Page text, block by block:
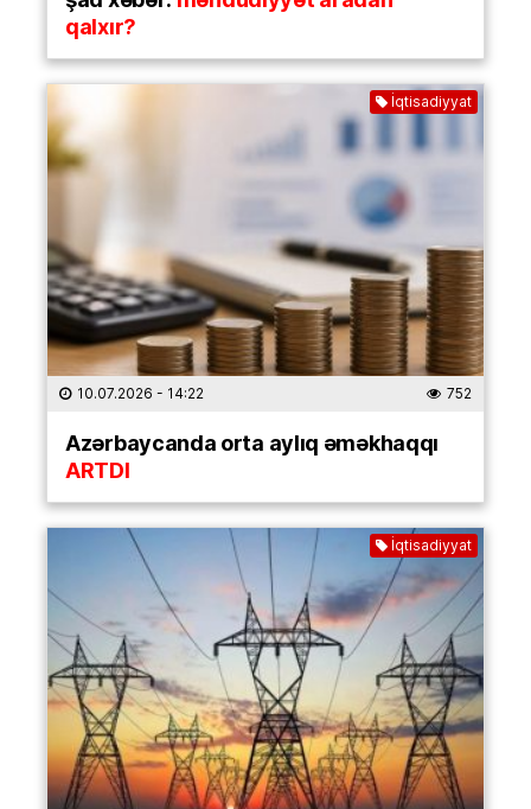
qalxır?
İqtisadiyyat
10.07.2026 - 14:22 752
Azərbaycanda orta aylıq əməkhaqqı
ARTDI
İqtisadiyyat